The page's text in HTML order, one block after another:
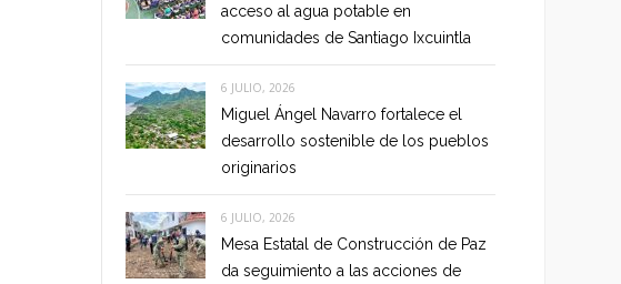
acceso al agua potable en
comunidades de Santiago Ixcuintla
6 JULIO, 2026
Miguel Ángel Navarro fortalece el
desarrollo sostenible de los pueblos
originarios
6 JULIO, 2026
Mesa Estatal de Construcción de Paz
da seguimiento a las acciones de